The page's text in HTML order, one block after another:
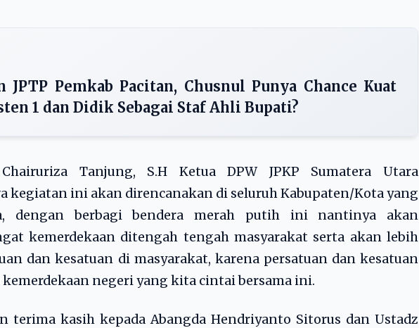
JPTP Pemkab Pacitan, Chusnul Punya Chance Kuat
1 dan Didik Sebagai Staf Ahli Bupati?
Tanjung, S.H Ketua DPW JPKP Sumatera Utara
kegiatan ini akan direncanakan di seluruh Kabupaten/Kota yang
dengan berbagi bendera merah putih ini nantinya akan
kemerdekaan ditengah tengah masyarakat serta akan lebih
dan kesatuan di masyarakat, karena persatuan dan kesatuan
negeri yang kita cintai bersama ini.
terima kasih kepada Abangda Hendriyanto Sitorus dan Ustadz